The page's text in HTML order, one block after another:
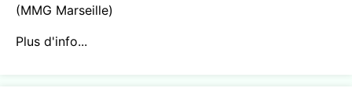
(MMG Marseille)
Plus d'info...